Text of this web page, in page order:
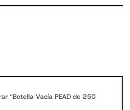
“Botella Vacía PEAD de 250